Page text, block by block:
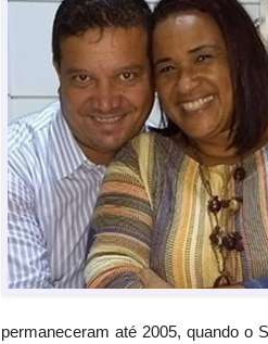
permaneceram até 2005, quando o